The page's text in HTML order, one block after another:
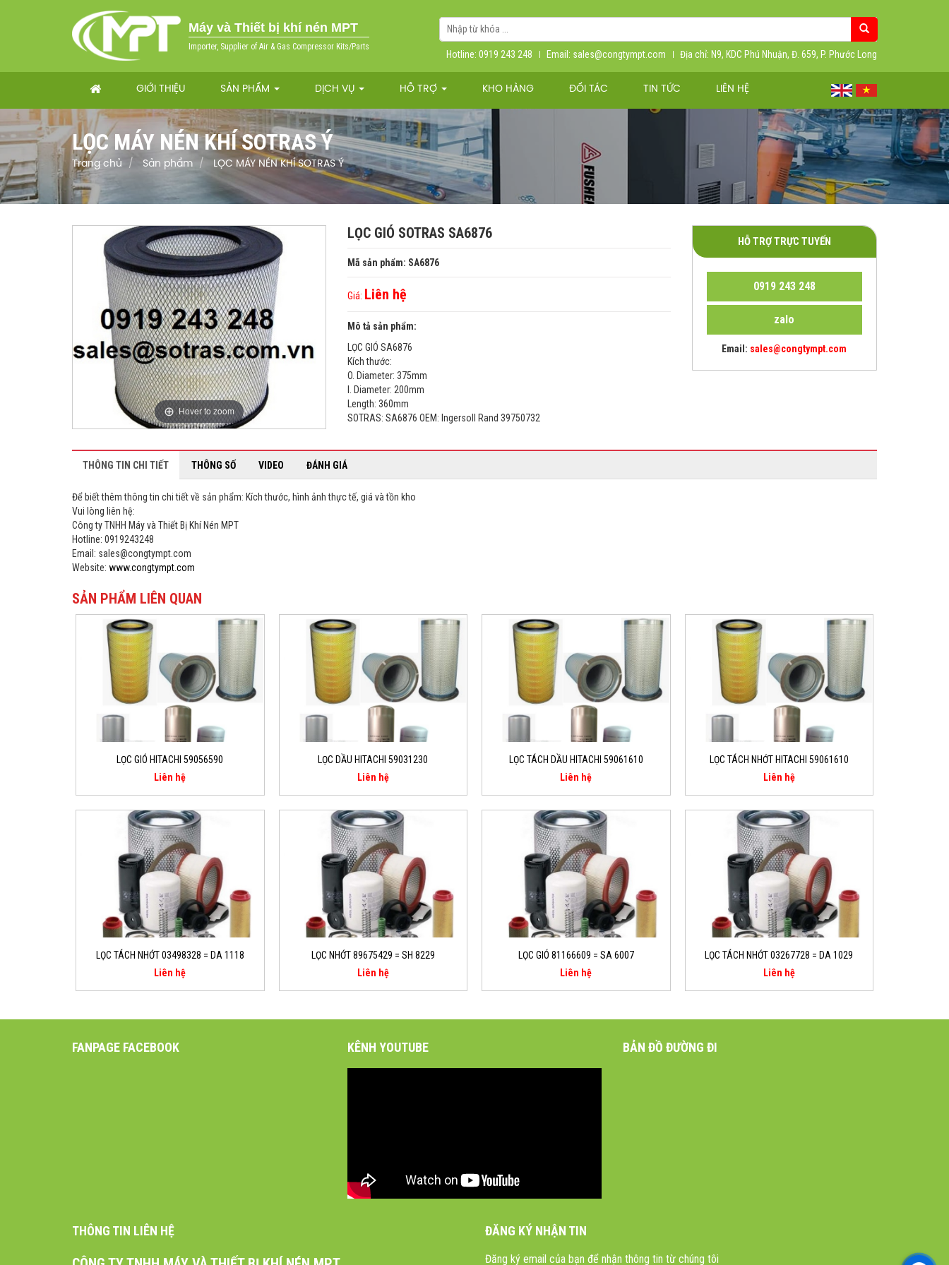
Máy và Thiết bị khí nén MPT
Importer, Supplier of Air & Gas Compressor Kits/Parts
Hotline: 0919 243 248 Email: sales@congtympt.com Địa chỉ: N9, KDC Phú Nhuận, Đ. 659, P. Phước Long
GIỚI THIỆU SẢN PHẨM DỊCH VỤ HỖ TRỢ KHO HÀNG ĐỐI TÁC TIN TỨC LIÊN HỆ
LỌC MÁY NÉN KHÍ SOTRAS Ý
Trang chủ Sản phẩm LỌC MÁY NÉN KHÍ SOTRAS Ý
Hover to zoom
LỌC GIÓ SOTRAS SA6876
Mã sản phẩm: SA6876
Giá: Liên hệ
Mô tả sản phẩm:
LỌC GIÓ SA6876
Kích thước:
O. Diameter: 375mm
I. Diameter: 200mm
Length: 360mm
SOTRAS: SA6876 OEM: Ingersoll Rand 39750732
HỖ TRỢ TRỰC TUYẾN
0919 243 248
zalo
Email: sales@congtympt.com
THÔNG TIN CHI TIẾT THÔNG SỐ VIDEO ĐÁNH GIÁ
Để biết thêm thông tin chi tiết về sản phẩm: Kích thước, hình ảnh thực tế, giá và tồn kho
Vui lòng liên hệ:
Công ty TNHH Máy và Thiết Bị Khí Nén MPT
Hotline: 0919243248
Email: sales@congtympt.com
Website: www.congtympt.com
SẢN PHẨM LIÊN QUAN
LỌC GIÓ HITACHI 59056590
Liên hệ
LỌC DẦU HITACHI 59031230
Liên hệ
LỌC TÁCH DẦU HITACHI 59061610
Liên hệ
LỌC TÁCH NHỚT HITACHI 59061610
Liên hệ
LỌC TÁCH NHỚT 03498328 = DA 1118
Liên hệ
LỌC NHỚT 89675429 = SH 8229
Liên hệ
LỌC GIÓ 81166609 = SA 6007
Liên hệ
LỌC TÁCH NHỚT 03267728 = DA 1029
Liên hệ
FANPAGE FACEBOOK KÊNH YOUTUBE BẢN ĐỒ ĐƯỜNG ĐI
THÔNG TIN LIÊN HỆ ĐĂNG KÝ NHẬN TIN
Đăng ký email của bạn để nhận thông tin từ chúng tôi